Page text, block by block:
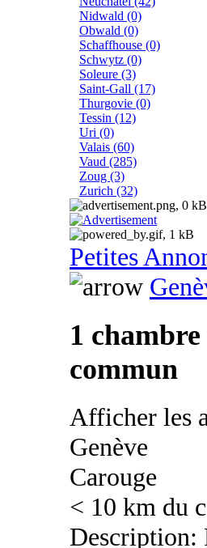
Nidwald (0)
Obwald (0)
Schaffhouse (0)
Schwytz (0)
Soleure (3)
Saint-Gall (17)
Thurgovie (0)
Tessin (12)
Uri (0)
Valais (60)
Vaud (285)
Zoug (3)
Zurich (32)
Petites
1
commun
Afficher les
Genève
Carouge
< 10 km du
Description: